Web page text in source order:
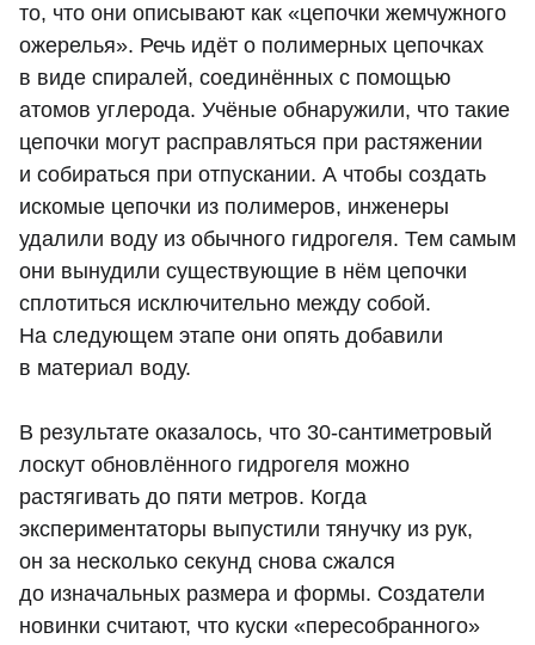
то, что они описывают как «цепочки жемчужного
ожерелья». Речь идёт о полимерных цепочках
в виде спиралей, соединённых с помощью
атомов углерода. Учёные обнаружили, что такие
цепочки могут расправляться при растяжении
и собираться при отпускании. А чтобы создать
искомые цепочки из полимеров, инженеры
удалили воду из обычного гидрогеля. Тем самым
они вынудили существующие в нём цепочки
сплотиться исключительно между собой.
На следующем этапе они опять добавили
в материал воду.
В результате оказалось, что 30-сантиметровый
лоскут обновлённого гидрогеля можно
растягивать до пяти метров. Когда
экспериментаторы выпустили тянучку из рук,
он за несколько секунд снова сжался
до изначальных размера и формы. Создатели
новинки считают, что куски «пересобранного»